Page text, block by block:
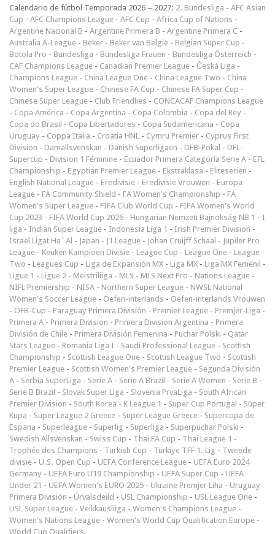
Calendario de fútbol Temporada 2026 – 2027: 2. Bundesliga - AFC Asian
Cup - AFC Champions League - AFC Cup - Africa Cup of Nations -
Argentine Nacional B - Argentine Primera B - Argentine Primera C -
Australia A-League - Beker - Beker van België - Belgian Super Cup -
Botola Pro - Bundesliga - Bundesliga Frauen - Bundesliga Österreich -
CAF Champions League - Canadian Premier League - Česká Liga -
Champions League - China League One - China League Two - China
Women's Super League - Chinese FA Cup - Chinese FA Super Cup -
Chinese Super League - Club Friendlies - CONCACAF Champions League
- Copa América - Copa Argentina - Copa Colombia - Copa del Rey -
Copa do Brasil - Copa Libertadores - Copa Sudamericana - Copa
Uruguay - Coppa Italia - Croatia HNL - Cymru Premier - Cyprus First
Division - Damallsvenskan - Danish Superligaen - DFB-Pokal - DFL-
Supercup - Division 1 Féminine - Ecuador Primera Categoría Serie A - EFL
Championship - Egyptian Premier League - Ekstraklasa - Eliteserien -
English National League - Eredivisie - Eredivisie Vrouwen - Europa
League - FA Community Shield - FA Women's Championship - FA
Women's Super League - FIFA Club World Cup - FIFA Women's World
Cup 2023 - FIFA World Cup 2026 - Hungarian Nemzeti Bajnokság NB 1 - I
liga - Indian Super League - Indonesia Liga 1 - Irish Premier Division -
Israel Ligat Ha`Al - Japan - J1 League - Johan Cruijff Schaal - Jupiler Pro
League - Keuken Kampioen Divisie - League Cup - League One - League
Two - Leagues Cup - Liga de Expansión MX - Liga MX - Liga MX Femenil -
Ligue 1 - Ligue 2 - Meistriliiga - MLS - MLS Next Pro - Nations League -
NIFL Premiership - NISA - Northern Super League - NWSL National
Women's Soccer League - Oefen-interlands - Oefen-interlands Vrouwen
- ÖFB-Cup - Paraguay Primera División - Premier League - Premjer-Liga -
Primera A - Primera Division - Primera Division Argentina - Primera
División de Chile - Primera División Femenina - Puchar Polski - Qatar
Stars League - Romania Liga I - Saudi Professional League - Scottish
Championship - Scottish League One - Scottish League Two - Scottish
Premier League - Scottish Women's Premier League - Segunda División
A - Serbia SuperLiga - Serie A - Serie A Brazil - Serie A Women - Serie B -
Serie B Brazil - Slovak Super Liga - Slovenia PrvaLiga - South African
Premier Division - South Korea - K League 1 - Super Cup Portugal - Süper
Kupa - Super League 2 Greece - Super League Greece - Supercopa de
Espana - Superleague - Superlig - Superliga - Superpuchar Polski -
Swedish Allsvenskan - Swiss Cup - Thai FA Cup - Thai League 1 -
Trophée des Champions - Turkish Cup - Türkiye TFF 1. Lig - Tweede
divisie - U.S. Open Cup - UEFA Conference League - UEFA Euro 2024
Germany - UEFA Euro U19 Championship - UEFA Super Cup - UEFA
Under 21 - UEFA Women's EURO 2025 - Ukraine Premjer Liha - Uruguay
Primera División - Úrvalsdeild - USL Championship - USL League One -
USL Super League - Veikkausliiga - Women's Champions League -
Women's Nations League - Women's World Cup Qualification Europe -
World Cup Qualifiers